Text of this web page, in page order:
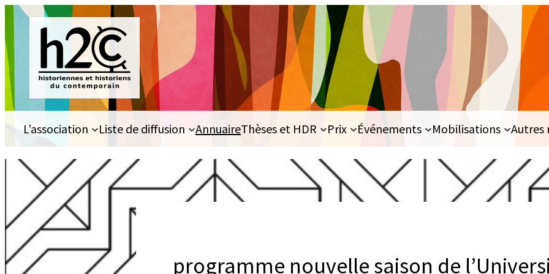
Aller
au
contenu
L’association Liste de diffusion AnnuaireThèses et HDR Prix Événements Mobilisations Autres
programme nouvelle saison de